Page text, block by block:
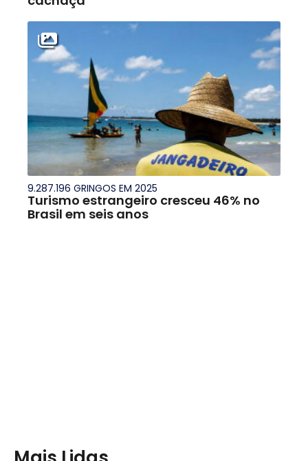
9.287.196 GRINGOS EM 2025
Turismo estrangeiro cresceu 46% no
Brasil em seis anos